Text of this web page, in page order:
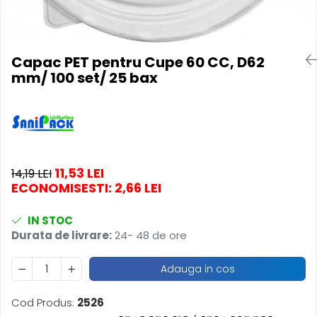
Detergenti Ultra-Concentrati
Articole Natur
Articole Natur + Albe
Boluri
Articole din Hartie
Catering
Servetele
Hartie Impachetat
Naproane
Pungi Catering
Articole din Lemn
Accesorii
Tacamuri
Mop Talpa
Mopuri Clasice
Produse din plastic
Spalatoare Inox/ Sarma
Capac PET pentru Cupe 60 CC, D62
mm/ 100 set/ 25 bax
14,19 LEI 11,53 LEI
ECONOMISESTI: 2,66 LEI
IN STOC
Durata de livrare:24- 48 de ore
Adauga in cos
Cod Produs: 2526